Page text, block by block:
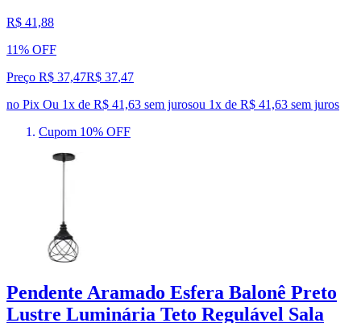
R$ 41,88
11% OFF
Preço R$ 37,47R$ 37,47
no Pix Ou 1x de R$ 41,63 sem jurosou 1x de R$ 41,63 sem juros
Cupom 10% OFF
Pendente Aramado Esfera Balonê Preto
Lustre Luminária Teto Regulável Sala